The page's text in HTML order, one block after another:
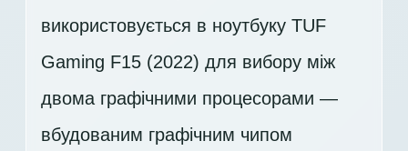
використовується в ноутбуку TUF
Gaming F15 (2022) для вибору між
двома графічними процесорами —
вбудованим графічним чипом